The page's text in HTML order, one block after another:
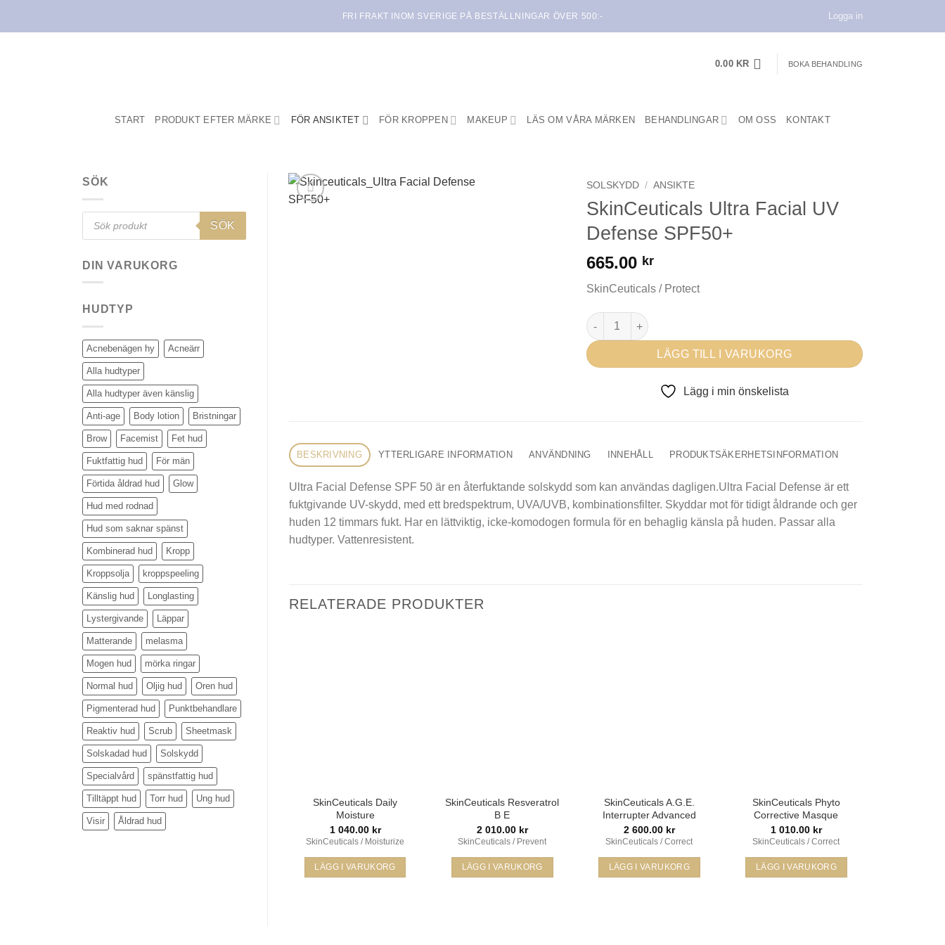
FRI FRAKT INOM SVERIGE PÅ BESTÄLLNINGAR ÖVER 500:- Logga in
0.00 KR BOKA BEHANDLING
START PRODUKT EFTER MÄRKE FÖR ANSIKTET FÖR KROPPEN MAKEUP LÄS OM VÅRA MÄRKEN BEHANDLINGAR OM OSS KONTAKT
SÖK
Products
search
SÖK
DIN VARUKORG
HUDTYP
Acnebenägen hy Acneärr
Alla hudtyper
Alla hudtyper även känslig
Anti-age Body lotion Bristningar
Brow Facemist Fet hud
Fuktfattig hud För män
Förtida åldrad hud Glow
Hud med rodnad
Hud som saknar spänst
Kombinerad hud Kropp
Kroppsolja kroppspeeling
Känslig hud Longlasting
Lystergivande Läppar
Matterande melasma
Mogen hud mörka ringar
Normal hud Oljig hud Oren hud
Pigmenterad hud Punktbehandlare
Reaktiv hud Scrub Sheetmask
Solskadad hud Solskydd
Specialvård spänstfattig hud
Tilltäppt hud Torr hud Ung hud
Visir Åldrad hud
SOLSKYDD / ANSIKTE
SkinCeuticals Ultra Facial UV
Defense SPF50+
665.00 kr
SkinCeuticals / Protect
SkinCeuticals Ultra Facial UV Defense SPF50+ mängd
LÄGG TILL I VARUKORG
Lägg i min önskelista
BESKRIVNING YTTERLIGARE INFORMATION ANVÄNDNING INNEHÅLL PRODUKTSÄKERHETSINFORMATION
Ultra Facial Defense SPF 50 är en återfuktande solskydd som kan användas dagligen.Ultra Facial Defense är ett
fuktgivande UV-skydd, med ett bredspektrum, UVA/UVB, kombinationsfilter. Skyddar mot för tidigt åldrande och ger
huden 12 timmars fukt. Har en lättviktig, icke-komodogen formula för en behaglig känsla på huden. Passar alla
hudtyper. Vattenresistent.
RELATERADE PRODUKTER
SkinCeuticals Daily
Moisture
1 040.00 kr
SkinCeuticals / Moisturize
LÄGG I VARUKORG
SkinCeuticals Resveratrol
B E
2 010.00 kr
SkinCeuticals / Prevent
LÄGG I VARUKORG
SkinCeuticals A.G.E.
Interrupter Advanced
2 600.00 kr
SkinCeuticals / Correct
LÄGG I VARUKORG
SkinCeuticals Phyto
Corrective Masque
1 010.00 kr
SkinCeuticals / Correct
LÄGG I VARUKORG